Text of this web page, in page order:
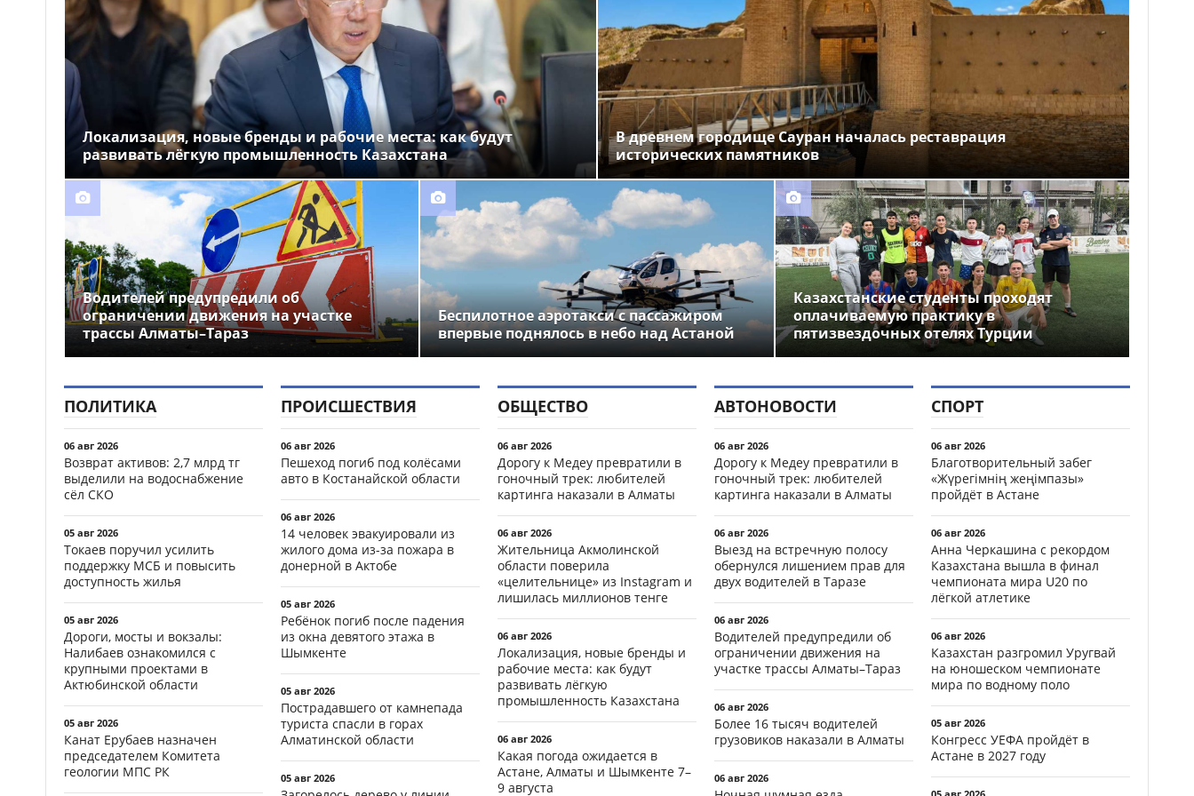
Уругвай на юношеском
чемпионате мира по водному
поло
09:38
Ночная драка во дворе
ЖК в Алматы: задержаны пять
человек
09:30
35 граждан Индии
депортировали из Алматы
Локализация, новые бренды и рабочие места: как будут
развивать лёгкую промышленность Казахстана
В древнем городище Сауран началась реставрация
исторических памятников
Водителей предупредили об
ограничении движения на участке
трассы Алматы–Тараз
Беспилотное аэротакси с пассажиром
впервые поднялось в небо над Астаной
Казахстанские студенты проходят
оплачиваемую практику в
пятизвездочных отелях Турции
ПОЛИТИКА
06 авг 2026
Возврат активов: 2,7 млрд тг
выделили на водоснабжение
сёл СКО
05 авг 2026
Токаев поручил усилить
поддержку МСБ и повысить
доступность жилья
05 авг 2026
Дороги, мосты и вокзалы:
Налибаев ознакомился с
крупными проектами в
Актюбинской области
05 авг 2026
Канат Ерубаев назначен
председателем Комитета
геологии МПС РК
ПРОИСШЕСТВИЯ
06 авг 2026
Пешеход погиб под колёсами
авто в Костанайской области
06 авг 2026
14 человек эвакуировали из
жилого дома из-за пожара в
донерной в Актобе
05 авг 2026
Ребёнок погиб после падения
из окна девятого этажа в
Шымкенте
05 авг 2026
Пострадавшего от камнепада
туриста спасли в горах
Алматинской области
05 авг 2026
ОБЩЕСТВО
06 авг 2026
Дорогу к Медеу превратили в
гоночный трек: любителей
картинга наказали в Алматы
06 авг 2026
Жительница Акмолинской
области поверила
«целительнице» из Instagram и
лишилась миллионов тенге
06 авг 2026
Локализация, новые бренды и
рабочие места: как будут
развивать лёгкую
промышленность Казахстана
06 авг 2026
Какая погода ожидается в
Астане, Алматы и Шымкенте 7–
9 августа
АВТОНОВОСТИ
06 авг 2026
Дорогу к Медеу превратили в
гоночный трек: любителей
картинга наказали в Алматы
06 авг 2026
Выезд на встречную полосу
обернулся лишением прав для
двух водителей в Таразе
06 авг 2026
Водителей предупредили об
ограничении движения на
участке трассы Алматы–Тараз
06 авг 2026
Более 16 тысяч водителей
грузовиков наказали в Алматы
06 авг 2026
СПОРТ
06 авг 2026
Благотворительный забег
«Жүрегімнің жеңімпазы»
пройдёт в Астане
06 авг 2026
Анна Черкашина с рекордом
Казахстана вышла в финал
чемпионата мира U20 по
лёгкой атлетике
06 авг 2026
Казахстан разгромил Уругвай
на юношеском чемпионате
мира по водному поло
05 авг 2026
Конгресс УЕФА пройдёт в
Астане в 2027 году